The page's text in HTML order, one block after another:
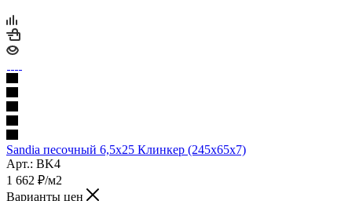
Sandia песочный 6,5х25 Клинкер (245x65x7)
Арт.: BK4
1 662 ₽/м2
Варианты цен